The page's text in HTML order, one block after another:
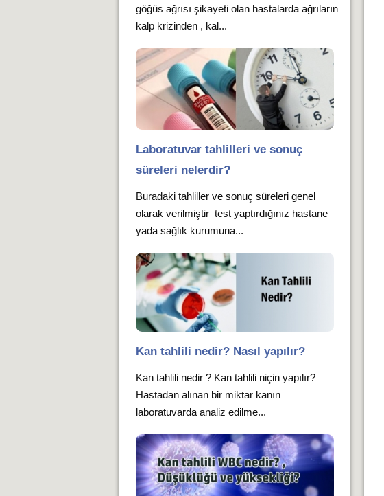
göğüs ağrısı şikayeti olan hastalarda ağrıların
kalp krizinden , kal...
Laboratuvar tahlilleri ve sonuç
süreleri nelerdir?
Buradaki tahliller ve sonuç süreleri genel
olarak verilmiştir test yaptırdığınız hastane
yada sağlık kurumuna...
Kan tahlili nedir? Nasıl yapılır?
Kan tahlili nedir ? Kan tahlili niçin yapılır?
Hastadan alınan bir miktar kanın
laboratuvarda analiz edilme...